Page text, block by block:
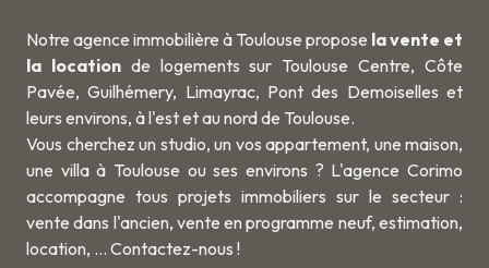
Notre agence immobilière à Toulouse propose la vente et
la locationde logements sur Toulouse Centre, Côte
Pavée, Guilhémery, Limayrac, Pont des Demoiselles et
leurs environs, à l'est et au nord de Toulouse.
Vous cherchez un studio, un vos appartement, une maison,
une villa à Toulouse ou ses environs ? L'agence Corimo
accompagne tous projets immobiliers sur le secteur :
vente dans l'ancien, vente en programme neuf, estimation,
location, ... Contactez-nous !